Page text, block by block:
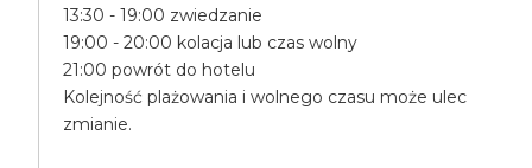
13:30 - 19:00 zwiedzanie
19:00 - 20:00 kolacja lub czas wolny
21:00 powrót do hotelu
Kolejność plażowania i wolnego czasu może ulec
zmianie.